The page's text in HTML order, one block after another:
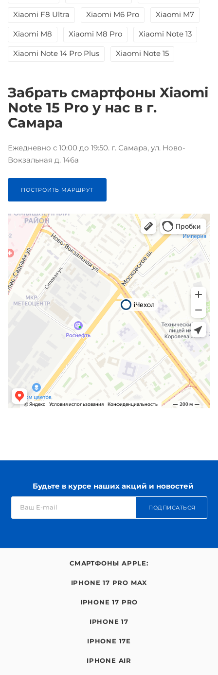
Xiaomi F8 Ultra Xiaomi M6 Pro Xiaomi M7
Xiaomi M8 Xiaomi M8 Pro Xiaomi Note 13
Xiaomi Note 14 Pro Plus Xiaomi Note 15
Забрать смартфоны Xiaomi
Note 15 Pro у нас в г.
Самара
Ежедневно с 10:00 до 19:50. г. Самара, ул. Ново-
Вокзальная д. 146а
ПОСТРОИТЬ МАРШРУТ
Будьте в курсе наших акций и новостей
ПОДПИСАТЬСЯ
СМАРТФОНЫ APPLE:
IPHONE 17 PRO MAX
IPHONE 17 PRO
IPHONE 17
IPHONE 17E
IPHONE AIR